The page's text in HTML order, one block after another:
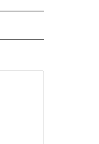
ON "CNN-SPANISH".